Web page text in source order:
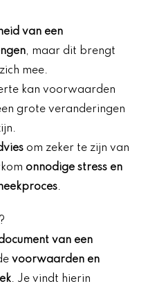
van een
, maar dit brengt
mee.
kan voorwaarden
grote veranderingen
om zeker te zijn van
onnodige stress en
.
van een
voorwaarden en
. Je vindt hierin